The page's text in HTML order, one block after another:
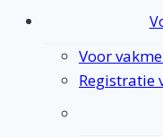
Voor
Registratie